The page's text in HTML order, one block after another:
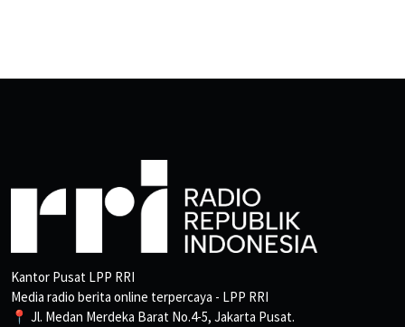
Kantor Pusat LPP RRI
Media radio berita online terpercaya - LPP RRI
📍 Jl. Medan Merdeka Barat No.4-5, Jakarta Pusat.